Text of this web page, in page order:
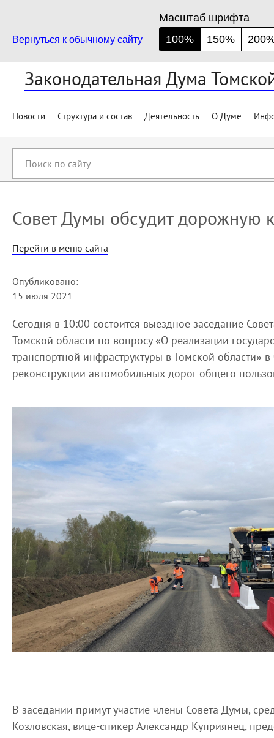
Вернуться к обычному сайту
Масштаб шрифта
100%
150%
Законодательная Дума
Новости Структура и состав Деятельность О Думе
сайту
Совет Думы обсудит дорожную
Перейти в меню сайта
Опубликовано:
15 июля 2021
Сегодня в 10:00 состоится выездное заседание
Томской области по вопросу «О реализации
транспортной инфраструктуры в Томской области» в
реконструкции автомобильных дорог общего
В заседании примут участие члены Совета Думы,
Козловская, вице-спикер Александр Куприянец,